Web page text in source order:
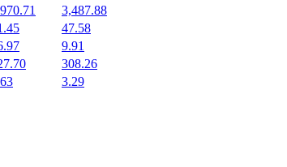
3,487.88
47.58
9.91
308.26
3.29